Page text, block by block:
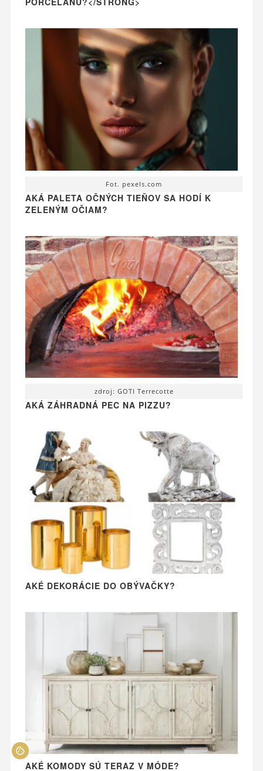
Fot. pexels.com
AKÁ PALETA OČNÝCH TIEŇOV SA HODÍ K
ZELENÝM OČIAM?
zdroj: GOTI Terrecotte
AKÁ ZÁHRADNÁ PEC NA PIZZU?
AKÉ DEKORÁCIE DO OBÝVAČKY?
AKÉ KOMODY SÚ TERAZ V MÓDE?